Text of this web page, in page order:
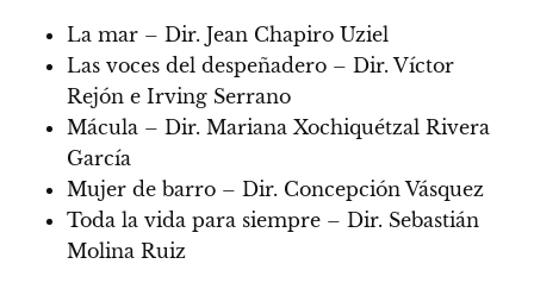
La mar – Dir. Jean Chapiro Uziel
Las voces del despeñadero – Dir. Víctor
Rejón e Irving Serrano
Mácula – Dir. Mariana Xochiquétzal Rivera
García
Mujer de barro – Dir. Concepción Vásquez
Toda la vida para siempre – Dir. Sebastián
Molina Ruiz